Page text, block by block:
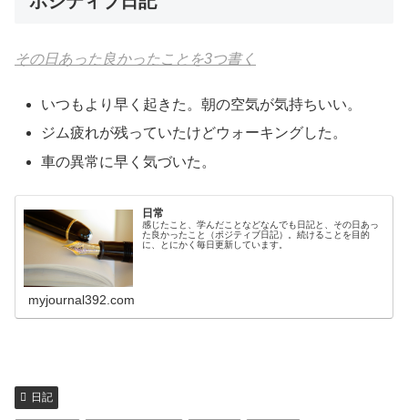
その日あった良かったことを3つ書く
いつもより早く起きた。朝の空気が気持ちいい。
ジム疲れが残っていたけどウォーキングした。
車の異常に早く気づいた。
日常
感じたこと、学んだことなどなんでも日記と、その日あっ
た良かったこと（ポジティブ日記）。続けることを目的
に、とにかく毎日更新しています。
myjournal392.com
日記